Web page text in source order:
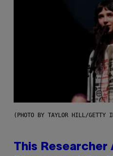
(PHOTO BY TAYLOR HILL/GETTY
This